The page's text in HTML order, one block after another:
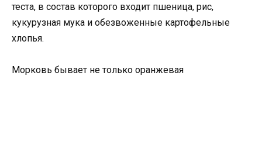
теста, в состав которого входит пшеница, рис,
кукурузная мука и обезвоженные картофельные
хлопья.
Морковь бывает не только оранжевая